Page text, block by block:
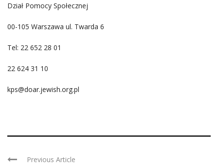
Dział Pomocy Społecznej
00-105 Warszawa ul. Twarda 6
Tel: 22 652 28 01
22 624 31 10
kps@doar.jewish.org.pl
Previous Article